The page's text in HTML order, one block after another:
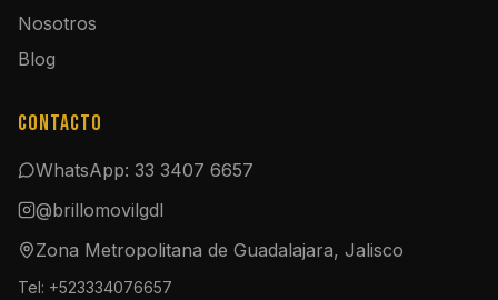
Nosotros
Blog
Contacto
WhatsApp: 33 3407 6657
@brillomovilgdl
Zona Metropolitana de Guadalajara, Jalisco
Tel: +523334076657